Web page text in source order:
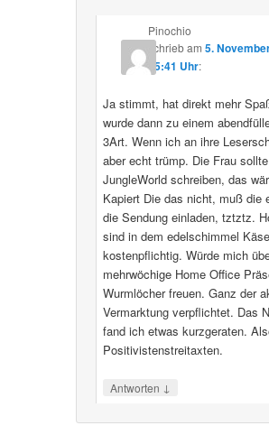
Pinochio
schrieb
05:41 Uhr
Ja stimmt, hat direkt mehr
wurde dann zu einem
3Art. Wenn ich an ihre
aber echt trümp. Die Frau
JungleWorld schreiben, das
Kapiert Die das nicht, muß die
die Sendung einladen, tztztz.
sind in dem edelschimmel
kostenpflichtig. Würde mich
mehrwöchige Home Office
Wurmlöcher freuen. Ganz der
Vermarktung verpflichtet. Das
fand ich etwas kurzgeraten.